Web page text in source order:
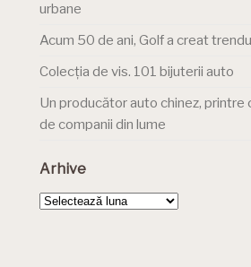
urbane
Acum 50 de ani, Golf a creat
Colecția de vis. 101 bijuterii auto
Un producător auto chinez, printre
de companii din lume
Arhive
Arhive